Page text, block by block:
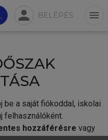
person BELÉPÉS menu
be a saját fiókoddal, iskolai
felhasználóként.
hozzáférésre vagy